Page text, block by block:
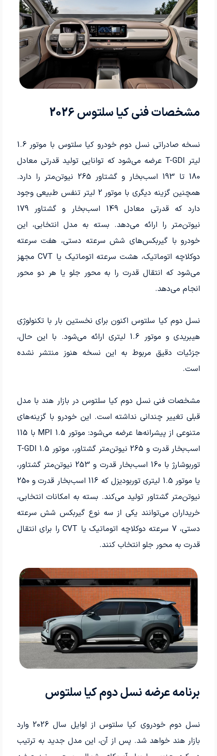
مشخصات فنی کیا سلتوس 2026
نسخه صادراتی نسل دوم خودرو کیا سلتوس با موتور 1.6
لیتر T-GDI عرضه می‌شود که توانایی تولید قدرتی معادل
180 تا 193 اسب‌بخار و گشتاور 265 نیوتن‌متر را دارد.
همچنین گزینه دیگری با موتور 2 لیتر تنفس طبیعی وجود
دارد که قدرتی معادل 149 اسب‌بخار و گشتاور 179
نیوتن‌متر را ارائه می‌دهد. بسته به مدل انتخابی، این
خودرو با گیربکس‌های شش سرعته دستی، هفت سرعته
دوکلاچه اتوماتیک، هشت سرعته اتوماتیک یا CVT مجهز
می‌شود که انتقال قدرت را به محور جلو یا هر دو محور
انجام می‌دهد.
نسل دوم کیا سلتوس اکنون برای نخستین بار با تکنولوژی
هیبریدی و موتور 1.6 لیتری ارائه می‌شود. با این حال،
جزئیات دقیق مربوط به این نسخه هنوز منتشر نشده
است.
مشخصات فنی نسل دوم کیا سلتوس در بازار هند با مدل
قبلی تغییر چندانی نداشته است. این خودرو با گزینه‌های
متنوعی از پیشرانه‌ها عرضه می‌شود: موتور 1.5 MPI با 115
اسب‌بخار قدرت و 265 نیوتن‌متر گشتاور، موتور 1.5 T-GDI
توربوشارژ با 160 اسب‌بخار قدرت و 253 نیوتن‌متر گشتاور،
یا موتور 1.5 لیتری توربودیزل که 116 اسب‌بخار قدرت و 250
نیوتن‌متر گشتاور تولید می‌کند. بسته به امکانات انتخابی،
خریداران می‌توانند یکی از سه نوع گیربکس شش سرعته
دستی، 7 سرعته دوکلاچه اتوماتیک یا CVT را برای انتقال
قدرت به محور جلو انتخاب کنند.
برنامه عرضه نسل دوم کیا سلتوس
نسل دوم خودروی کیا سلتوس از اوایل سال 2026 وارد
بازار هند خواهد شد. پس از آن، این مدل جدید به ترتیب